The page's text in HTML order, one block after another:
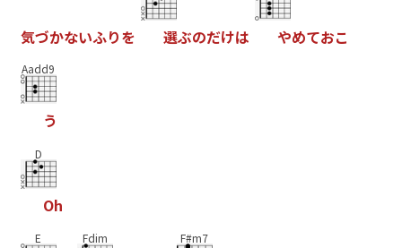
気づかないふりを 選ぶのだけは やめておこ
Aadd9
う
D
Oh
E Fdim F#m7